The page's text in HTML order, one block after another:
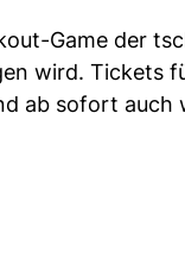
Game der
wird. Tickets
ab sofort